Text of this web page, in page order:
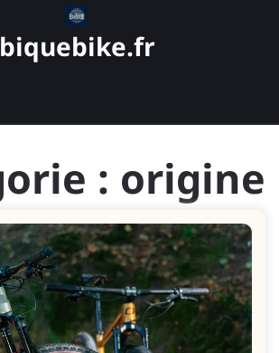
biquebike.fr
: origine